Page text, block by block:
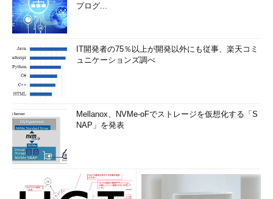
プログ...
IT開発者の75％以上が開発以外にも従事、楽天コミ
ュニケーションズ調べ
Mellanox、NVMe-oFでストレージを仮想化する「S
NAP」を発表